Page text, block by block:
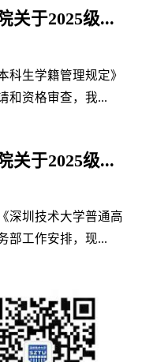
关于2025级...
科生学籍管理规定》
和资格审查，我...
关于2025级...
深圳技术大学普通高
部工作安排，现...